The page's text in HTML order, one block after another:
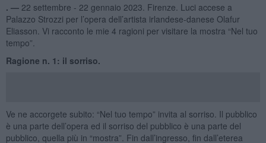
. — 22 settembre - 22 gennaio 2023. Firenze. Luci accese a
Palazzo Strozzi per l’opera dell’artista irlandese-danese Olafur
Eliasson. Vi racconto le mie 4 ragioni per visitare la mostra “Nel tuo
tempo”.
Ragione n. 1: il sorriso.
Ve ne accorgete subito: “Nel tuo tempo” invita al sorriso. Il pubblico
è una parte dell’opera ed il sorriso del pubblico è una parte del
pubblico, quella più in “mostra”. Fin dall’ingresso, fin dall’eterea